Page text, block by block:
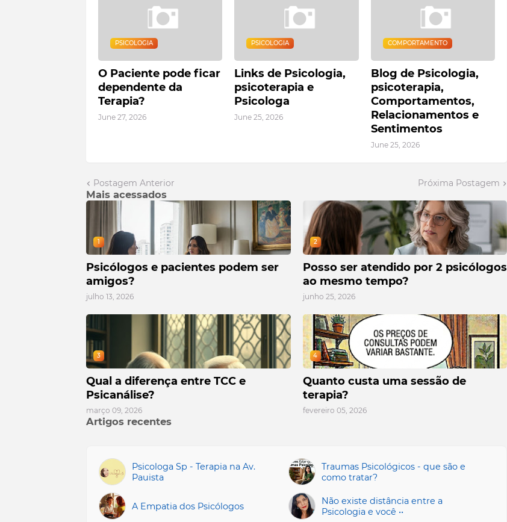
PSICOLOGIA
O Paciente pode ficar
dependente da
Terapia?
June 27, 2026
PSICOLOGIA
Links de Psicologia,
psicoterapia e
Psicologa
June 25, 2026
COMPORTAMENTO
Blog de Psicologia,
psicoterapia,
Comportamentos,
Relacionamentos e
Sentimentos
June 25, 2026
Postagem Anterior Próxima Postagem
Mais acessados
1
Psicólogos e pacientes podem ser
amigos?
julho 13, 2026
2
Posso ser atendido por 2 psicólogos
ao mesmo tempo?
junho 25, 2026
3
Qual a diferença entre TCC e
Psicanálise?
março 09, 2026
4
Quanto custa uma sessão de
terapia?
fevereiro 05, 2026
Artigos recentes
Psicologa Sp - Terapia na Av.
Pauista
Traumas Psicológicos - que são e
como tratar?
A Empatia dos Psicólogos
Não existe distância entre a
Psicologia e você ••